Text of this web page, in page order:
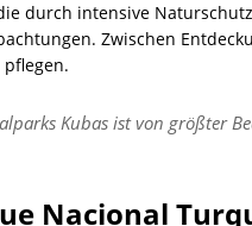
durch intensive
Zwischen
Kubas ist von größter
Nacional